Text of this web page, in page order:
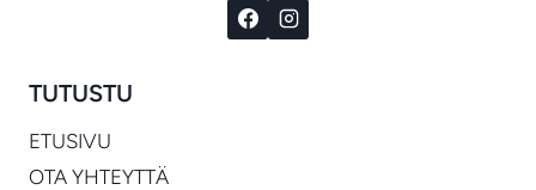
TUTUSTU
ETUSIVU
OTA YHTEYTTÄ